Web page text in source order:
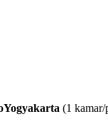
(1 kamar/